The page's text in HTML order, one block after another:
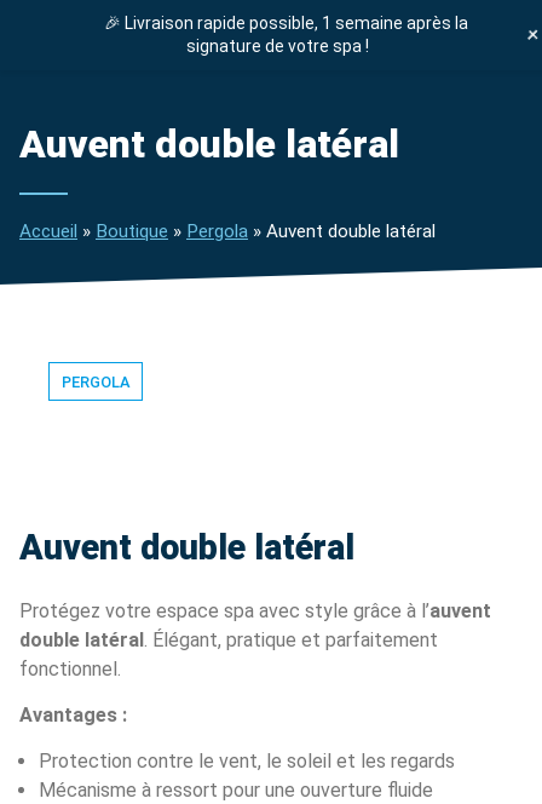
Auvent double latéral
Accueil » Boutique » Pergola » Auvent double latéral
PERGOLA
Auvent double latéral
Protégez votre espace spa avec style grâce à l’auvent
double latéral . Élégant, pratique et parfaitement
fonctionnel.
Avantages :
Protection contre le vent, le soleil et les regards
Mécanisme à ressort pour une ouverture fluide
🎉 Livraison rapide possible, 1 semaine après la
signature de votre spa !